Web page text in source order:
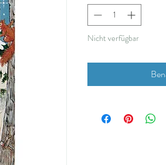
Nicht verfügbar